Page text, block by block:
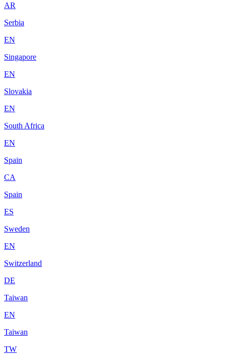
AR
Serbia
EN
Singapore
EN
Slovakia
EN
South Africa
EN
Spain
CA
Spain
ES
Sweden
EN
Switzerland
DE
Taiwan
EN
Taiwan
TW